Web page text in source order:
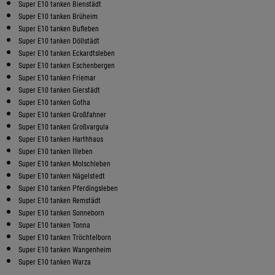
Super E10 tanken Bienstädt
Super E10 tanken Brüheim
Super E10 tanken Bufleben
Super E10 tanken Döllstädt
Super E10 tanken Eckardtsleben
Super E10 tanken Eschenbergen
Super E10 tanken Friemar
Super E10 tanken Gierstädt
Super E10 tanken Gotha
Super E10 tanken Großfahner
Super E10 tanken Großvargula
Super E10 tanken Harthhaus
Super E10 tanken Illeben
Super E10 tanken Molschleben
Super E10 tanken Nägelstedt
Super E10 tanken Pferdingsleben
Super E10 tanken Remstädt
Super E10 tanken Sonneborn
Super E10 tanken Tonna
Super E10 tanken Tröchtelborn
Super E10 tanken Wangenheim
Super E10 tanken Warza